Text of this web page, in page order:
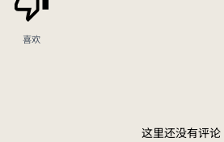
喜欢
这里还没有评论